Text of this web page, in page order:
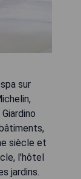
sur
siècle et
l'hôtel
jardins.